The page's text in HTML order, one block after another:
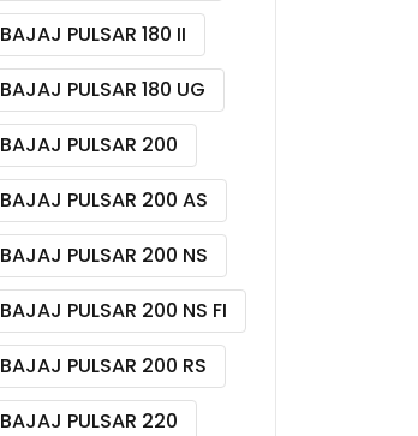
BAJAJ PULSAR 180 II
BAJAJ PULSAR 180 UG
BAJAJ PULSAR 200
BAJAJ PULSAR 200 AS
BAJAJ PULSAR 200 NS
BAJAJ PULSAR 200 NS FI
BAJAJ PULSAR 200 RS
BAJAJ PULSAR 220